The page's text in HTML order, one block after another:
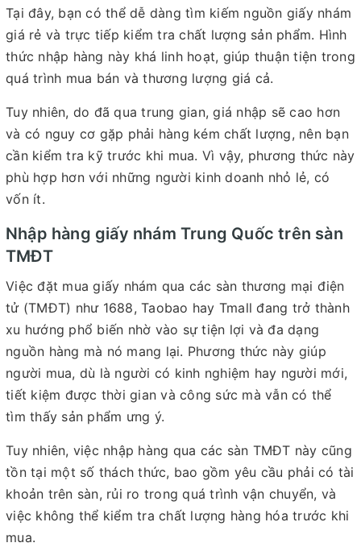
Tại đây, bạn có thể dễ dàng tìm kiếm nguồn giấy nhám
giá rẻ và trực tiếp kiểm tra chất lượng sản phẩm. Hình
thức nhập hàng này khá linh hoạt, giúp thuận tiện trong
quá trình mua bán và thương lượng giá cả.
Tuy nhiên, do đã qua trung gian, giá nhập sẽ cao hơn
và có nguy cơ gặp phải hàng kém chất lượng, nên bạn
cần kiểm tra kỹ trước khi mua. Vì vậy, phương thức này
phù hợp hơn với những người kinh doanh nhỏ lẻ, có
vốn ít.
Nhập hàng giấy nhám Trung Quốc trên sàn
TMĐT
Việc đặt mua giấy nhám qua các sàn thương mại điện
tử (TMĐT) như 1688, Taobao hay Tmall đang trở thành
xu hướng phổ biến nhờ vào sự tiện lợi và đa dạng
nguồn hàng mà nó mang lại. Phương thức này giúp
người mua, dù là người có kinh nghiệm hay người mới,
tiết kiệm được thời gian và công sức mà vẫn có thể
tìm thấy sản phẩm ưng ý.
Tuy nhiên, việc nhập hàng qua các sàn TMĐT này cũng
tồn tại một số thách thức, bao gồm yêu cầu phải có tài
khoản trên sàn, rủi ro trong quá trình vận chuyển, và
việc không thể kiểm tra chất lượng hàng hóa trước khi
mua.